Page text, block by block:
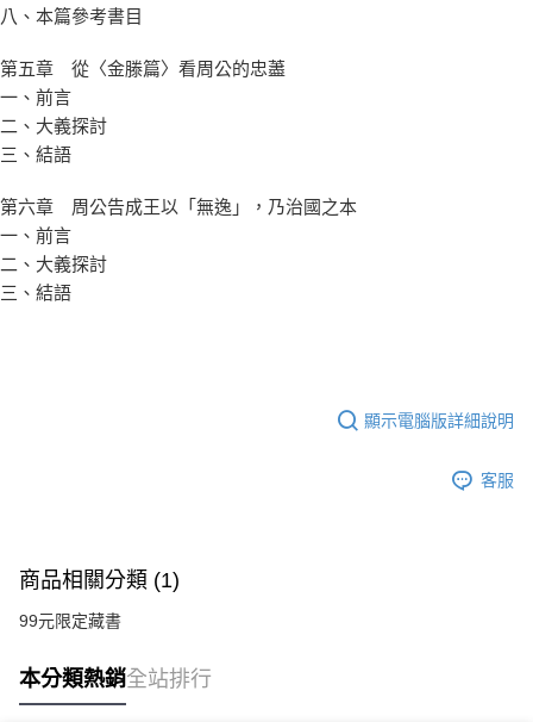
八、本篇參考書目
第五章 從〈金滕篇〉看周公的忠藎
一、前言
二、大義探討
三、結語
第六章 周公告成王以「無逸」，乃治國之本
一、前言
二、大義探討
三、結語
顯示電腦版詳細說明
客服
商品相關分類 (1)
99元限定藏書
本分類熱銷全站排行